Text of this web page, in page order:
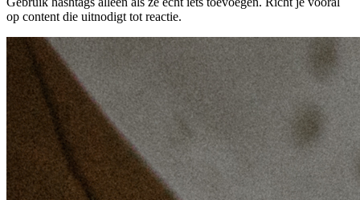
op content die uitnodigt tot reactie.